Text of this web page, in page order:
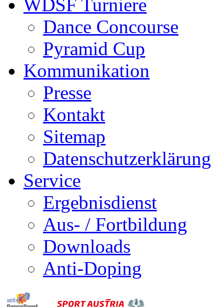
WDSF Turniere
Dance Concourse
Pyramid Cup
Kommunikation
Presse
Kontakt
Sitemap
Datenschutzerklärung
Service
Ergebnisdienst
Aus- / Fortbildung
Downloads
Anti-Doping